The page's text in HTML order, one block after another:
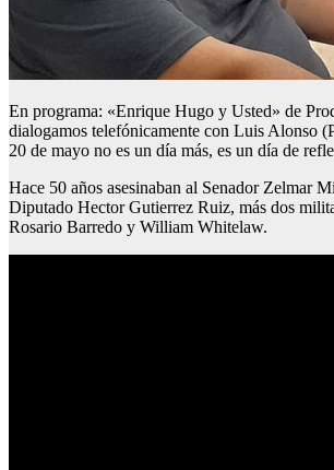
En programa: «Enrique Hugo y Usted» de
dialogamos telefónicamente con Luis Alonso
20 de mayo no es un día más, es un día de
Hace 50 años asesinaban al Senador Zelmar
Diputado Hector Gutierrez Ruiz, más dos
Rosario Barredo y William Whitelaw.